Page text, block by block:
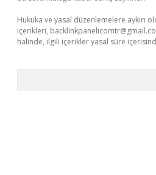
Hukuka ve yasal düzenlemelere aykırı
içerikleri,
halinde, ilgili içerikler yasal süre